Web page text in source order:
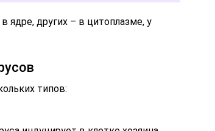
других – в цитоплазме, у
типов: